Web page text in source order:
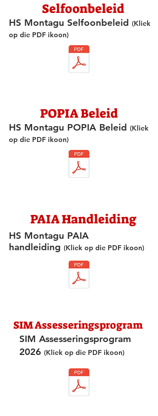
Selfoonbeleid
HS Montagu Selfoonbeleid (Kliek
op die PDF ikoon)
POPIA Beleid
HS Montagu POPIA Beleid (Kliek
op die PDF ikoon)
PAIA Handleiding
HS Montagu PAIA
handleiding (Kliek op die PDF ikoon)
SIM Assesseringsprogram
SIM Assesseringsprogram
2026 (Kliek op die PDF ikoon)